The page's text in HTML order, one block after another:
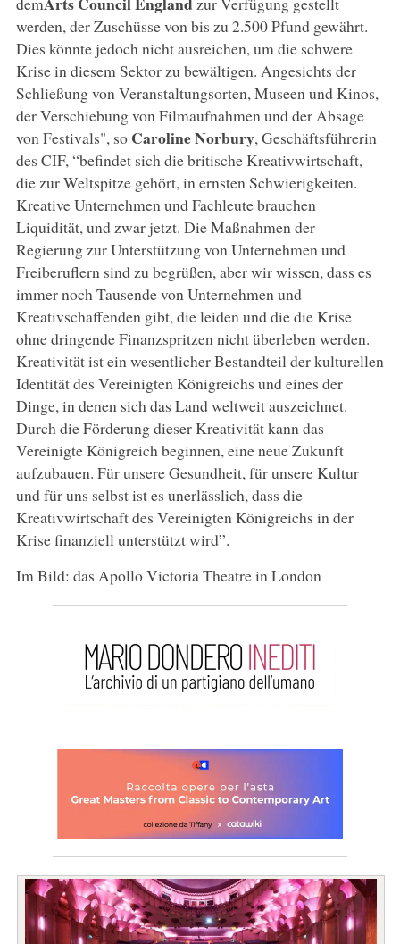
werden, der Zuschüsse von bis zu 2.500 Pfund gewährt.
Dies könnte jedoch nicht ausreichen, um die schwere
Krise in diesem Sektor zu bewältigen. Angesichts der
Schließung von Veranstaltungsorten, Museen und Kinos,
der Verschiebung von Filmaufnahmen und der Absage
von Festivals", so Caroline Norbury, Geschäftsführerin
des CIF, “befindet sich die britische Kreativwirtschaft,
die zur Weltspitze gehört, in ernsten Schwierigkeiten.
Kreative Unternehmen und Fachleute brauchen
Liquidität, und zwar jetzt. Die Maßnahmen der
Regierung zur Unterstützung von Unternehmen und
Freiberuflern sind zu begrüßen, aber wir wissen, dass es
immer noch Tausende von Unternehmen und
Kreativschaffenden gibt, die leiden und die die Krise
ohne dringende Finanzspritzen nicht überleben werden.
Kreativität ist ein wesentlicher Bestandteil der kulturellen
Identität des Vereinigten Königreichs und eines der
Dinge, in denen sich das Land weltweit auszeichnet.
Durch die Förderung dieser Kreativität kann das
Vereinigte Königreich beginnen, eine neue Zukunft
aufzubauen. Für unsere Gesundheit, für unsere Kultur
und für uns selbst ist es unerlässlich, dass die
Kreativwirtschaft des Vereinigten Königreichs in der
Krise finanziell unterstützt wird”.
Im Bild: das Apollo Victoria Theatre in London